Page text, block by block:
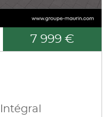
7 999 €